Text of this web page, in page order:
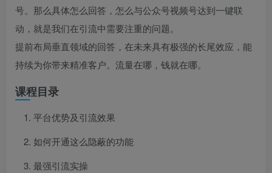
号。那么具体怎么回答，怎么与公众号视频号达到一键联
动，就是我们在引流中需要注重的问题。
提前布局垂直领域的回答，在未来具有极强的长尾效应，能
持续为你带来精准客户。流量在哪，钱就在哪。
课程目录
平台优势及引流效果
如何开通这么隐蔽的功能
最强引流实操